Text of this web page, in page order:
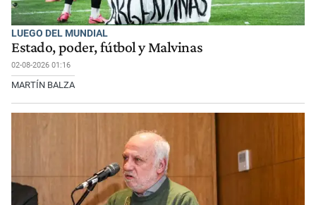
LUEGO DEL MUNDIAL
Estado, poder, fútbol y Malvinas
02-08-2026 01:16
MARTÍN BALZA